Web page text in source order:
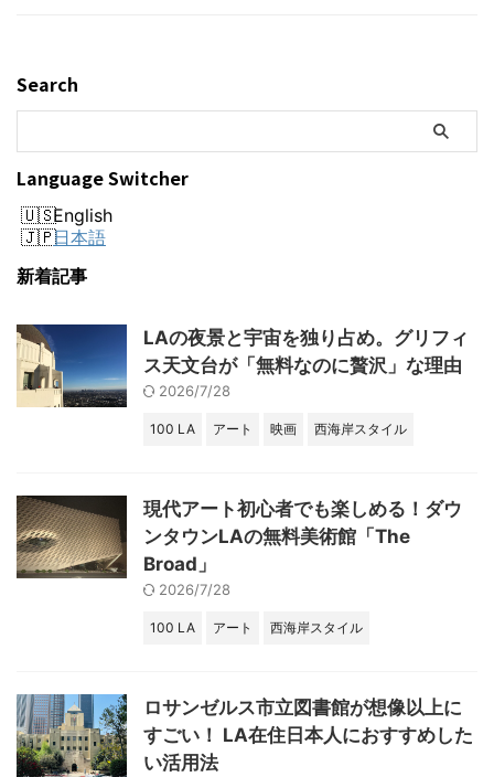
Search
Language Switcher
English
日本語
新着記事
LAの夜景と宇宙を独り占め。グリフィ
ス天文台が「無料なのに贅沢」な理由
2026/7/28
100 LA アート 映画 西海岸スタイル
現代アート初心者でも楽しめる！ダウ
ンタウンLAの無料美術館「The
Broad」
2026/7/28
100 LA アート 西海岸スタイル
ロサンゼルス市立図書館が想像以上に
すごい！ LA在住日本人におすすめした
い活用法